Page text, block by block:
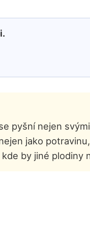
pyšní nejen
jako
by jiné plodiny